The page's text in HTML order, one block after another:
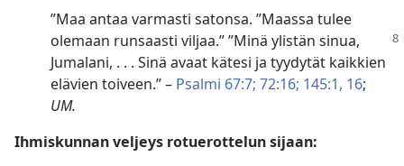
”Maa antaa varmasti satonsa. ”Maassa tulee
olemaan runsaasti viljaa.” ”Minä ylistän sinua,
Jumalani, . . . Sinä avaat kätesi ja tyydytät kaikkien
elävien toiveen.” – Psalmi 67:7; 72:16; 145:1, 16;
UM.
Ihmiskunnan veljeys rotuerottelun sijaan: